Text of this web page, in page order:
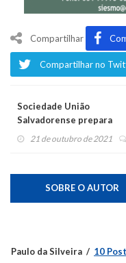
Compartilhar
Compartilhar no
Sociedade União
Salvadorense prepara
programação para
21 de outubro de 2021
SOBRE O AUTOR
Paulo da Silveira 10